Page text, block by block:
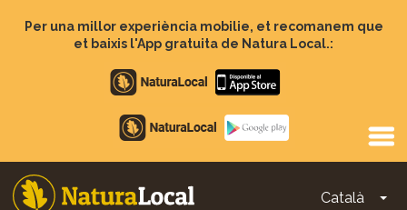
Per una millor experiència mobilie, et recomanem que
et baixis l'App gratuita de Natura Local.:
Apple
store
Google
Play
Català